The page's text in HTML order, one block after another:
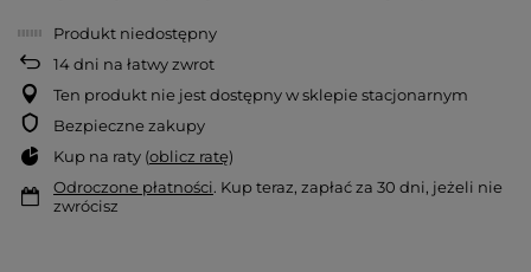
Produkt niedostępny
14dni na łatwy zwrot
Ten produkt nie jest dostępny w sklepie stacjonarnym
Bezpieczne zakupy
Kup na raty (oblicz ratę)
Odroczone płatności. Kup teraz, zapłać za 30 dni, jeżeli nie
zwrócisz